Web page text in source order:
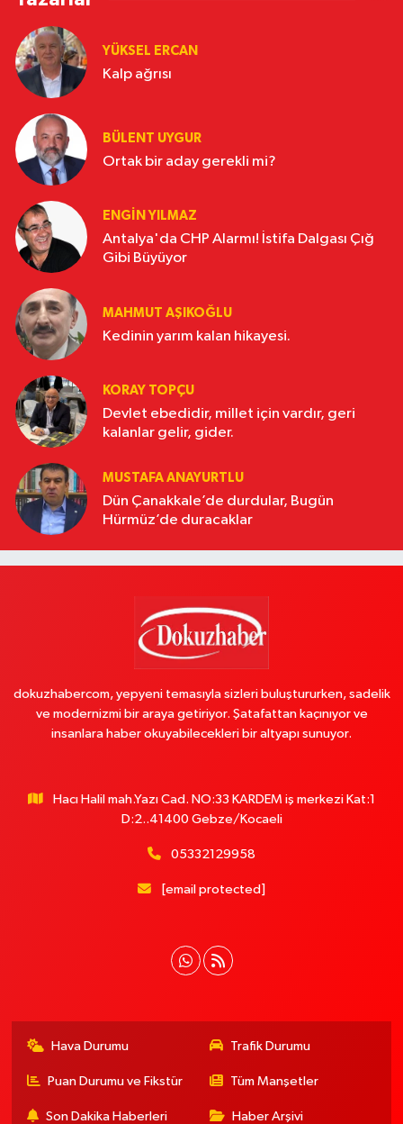
YÜKSEL ERCAN
Kalp ağrısı
BÜLENT UYGUR
Ortak bir aday gerekli mi?
ENGİN YILMAZ
Antalya'da CHP Alarmı! İstifa Dalgası Çığ
Gibi Büyüyor
MAHMUT AŞIKOĞLU
Kedinin yarım kalan hikayesi.
KORAY TOPÇU
Devlet ebedidir, millet için vardır, geri
kalanlar gelir, gider.
MUSTAFA ANAYURTLU
Dün Çanakkale’de durdular, Bugün
Hürmüz’de duracaklar
dokuzhabercom, yepyeni temasıyla sizleri buluştururken, sadelik
ve modernizmi bir araya getiriyor. Şatafattan kaçınıyor ve
insanlara haber okuyabilecekleri bir altyapı sunuyor.
Hacı Halil mah.Yazı Cad. NO:33 KARDEM iş merkezi Kat:1
D:2..41400 Gebze/Kocaeli
05332129958
[email protected]
Hava Durumu Trafik Durumu
Puan Durumu ve Fikstür Tüm Manşetler
Son Dakika Haberleri Haber Arşivi